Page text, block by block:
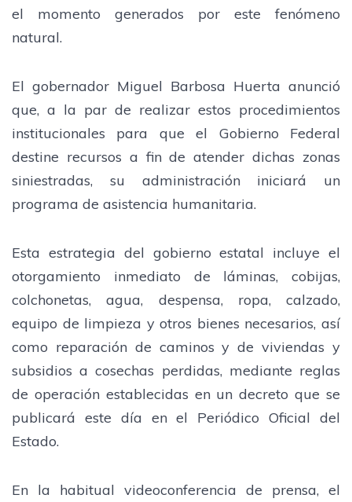
el momento generados por este fenómeno
natural.
El gobernador Miguel Barbosa Huerta anunció
que, a la par de realizar estos procedimientos
institucionales para que el Gobierno Federal
destine recursos a fin de atender dichas zonas
siniestradas, su administración iniciará un
programa de asistencia humanitaria.
Esta estrategia del gobierno estatal incluye el
otorgamiento inmediato de láminas, cobijas,
colchonetas, agua, despensa, ropa, calzado,
equipo de limpieza y otros bienes necesarios, así
como reparación de caminos y de viviendas y
subsidios a cosechas perdidas, mediante reglas
de operación establecidas en un decreto que se
publicará este día en el Periódico Oficial del
Estado.
En la habitual videoconferencia de prensa, el